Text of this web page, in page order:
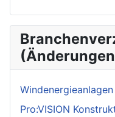
Pro:VISION